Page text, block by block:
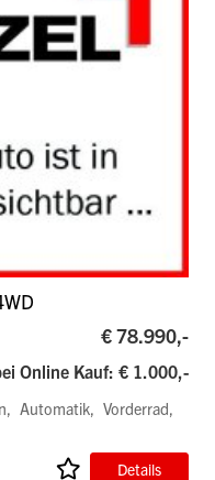
€ 78.990,-
Online Kauf: € 1.000,-
Automatik
Vorderrad
Details